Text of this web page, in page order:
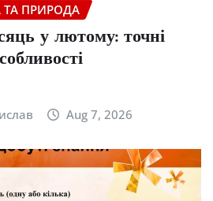
ТА ПРИРОДА
у лютому: точні
Aug 7, 2026